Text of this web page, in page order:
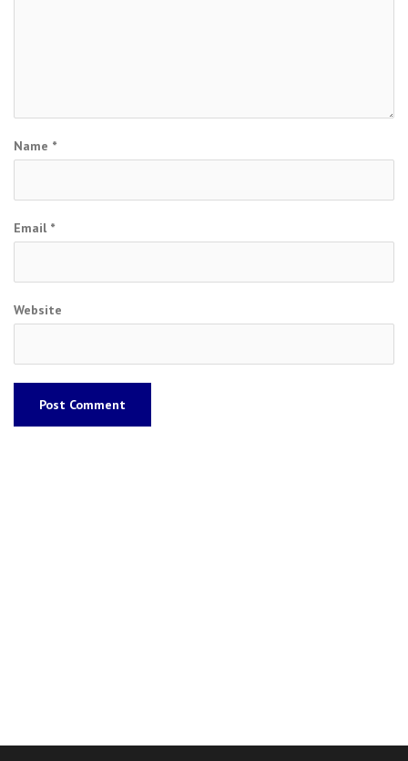
Name *
Email *
Website